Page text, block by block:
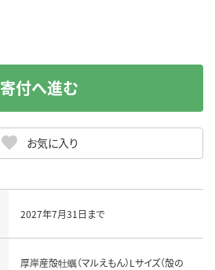
お気に入り
寄付へ進む
2027年7月31日まで
厚岸産殻牡蠣（マルえもん）Lサイズ（殻の